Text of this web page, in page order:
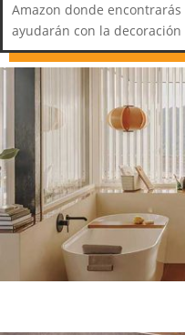
Amazon donde
ayudarán con la